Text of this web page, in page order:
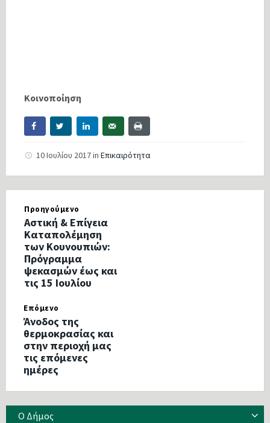
Κοινοποίηση
10 Ιουλίου 2017in Επικαιρότητα
Προηγούμενο
Αστική & Επίγεια
Καταπολέμηση
των Κουνουπιών:
Πρόγραμμα
ψεκασμών έως και
τις 15 Ιουλίου
Επόμενο
Άνοδος της
θερμοκρασίας και
στην περιοχή μας
τις επόμενες
ημέρες
Ο Δήμος